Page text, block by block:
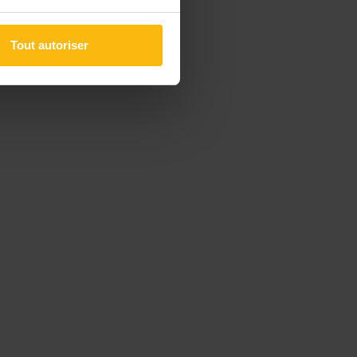
Tout autoriser